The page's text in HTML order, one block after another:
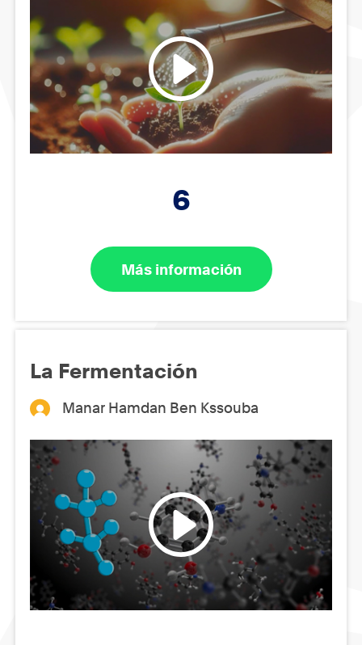
6
Más información
La Fermentación
Manar Hamdan Ben Kssouba